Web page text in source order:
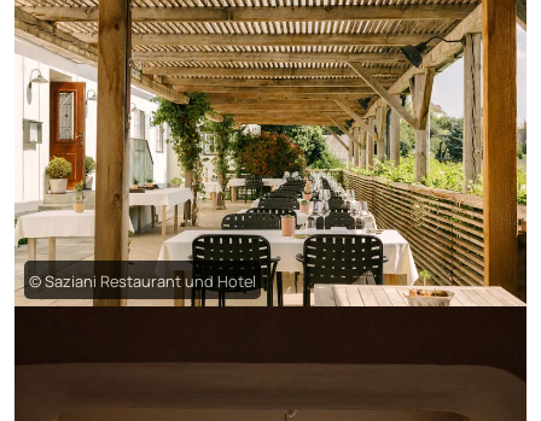
© Saziani Restaurant und Hotel